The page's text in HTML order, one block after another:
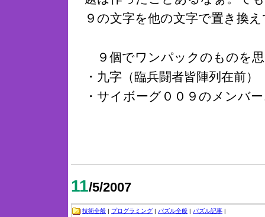
９の文字を他の文字で置き換
９個でワンパックのものを
・九字（臨兵闘者皆陣列在前）
・サイボーグ００９のメンバ
11/5/2007
技術全般 プログラミング パズル全般 パズル記事